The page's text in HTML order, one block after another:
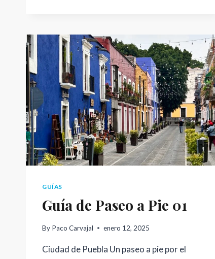
GUÍAS
Guía de Paseo a Pie 01
By Paco Carvajal enero 12, 2025
Ciudad de Puebla Un paseo a pie por el